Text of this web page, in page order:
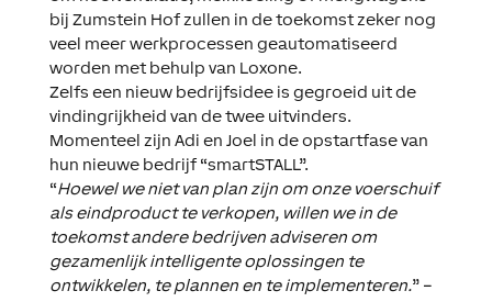
bij Zumstein Hof zullen in de toekomst zeker nog
veel meer werkprocessen geautomatiseerd
worden met behulp van Loxone.
Zelfs een nieuw bedrijfsidee is gegroeid uit de
vindingrijkheid van de twee uitvinders.
Momenteel zijn Adi en Joel in de opstartfase van
hun nieuwe bedrijf “smartSTALL”.
“Hoewel we niet van plan zijn om onze voerschuif
als eindproduct te verkopen, willen we in de
toekomst andere bedrijven adviseren om
gezamenlijk intelligente oplossingen te
ontwikkelen, te plannen en te implementeren.” –